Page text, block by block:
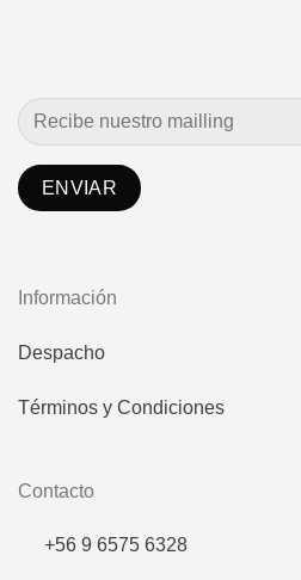
Información
Despacho
Términos y Condiciones
Contacto
+56 9 6575 6328